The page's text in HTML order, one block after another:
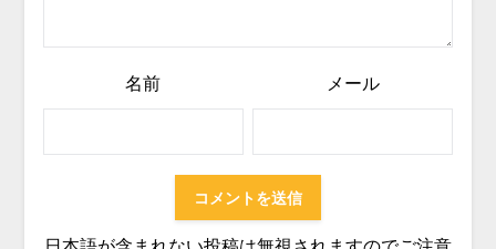
名前 メール